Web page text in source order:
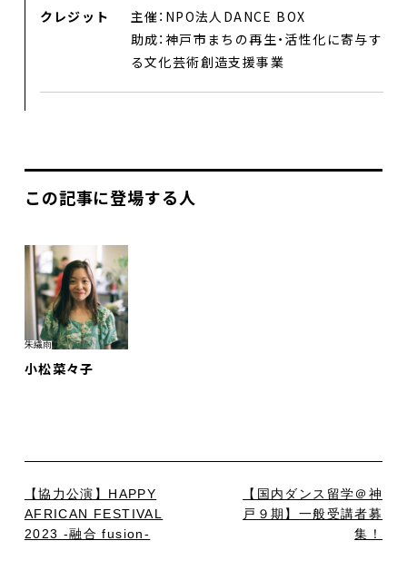
プロジェクト
コラム
クレジット
主催：NPO法人DANCE BOX
助成：神戸市まちの再生・活性化に寄与す
る文化芸術創造支援事業
この記事に登場する人
朱繊雨
小松菜々子
【協力公演】HAPPY
AFRICAN FESTIVAL
2023 -融合 fusion-
【国内ダンス留学＠神
戸９期】一般受講者募
集！